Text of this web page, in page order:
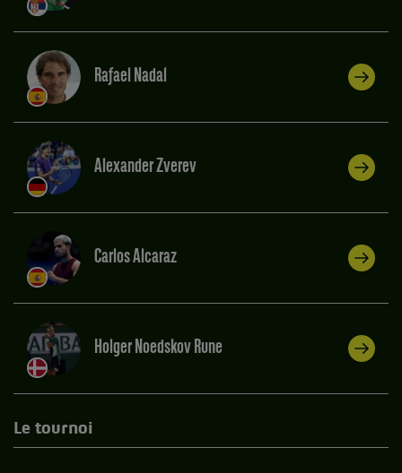
Rafael Nadal
Alexander Zverev
Carlos Alcaraz
Holger Noedskov Rune
Le tournoi